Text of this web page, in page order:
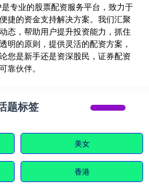
专业的股票配资服务平台，致力于
捷的资金支持解决方案。我们汇聚
态，帮助用户提升投资能力，抓住
明的原则，提供灵活的配资方案，
您是新手还是资深股民，证券配资
靠伙伴。
题标签
美女
香港